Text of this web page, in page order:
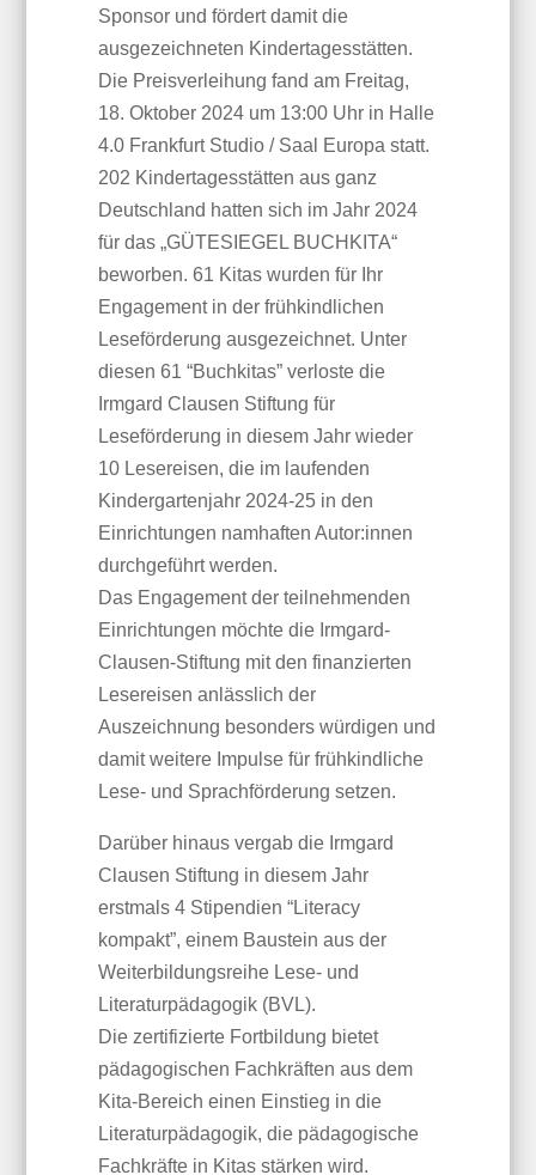
Sponsor und fördert damit die
ausgezeichneten Kindertagesstätten.
Die Preisverleihung fand am Freitag,
18. Oktober 2024 um 13:00 Uhr in Halle
4.0 Frankfurt Studio / Saal Europa statt.
202 Kindertagesstätten aus ganz
Deutschland hatten sich im Jahr 2024
für das „GÜTESIEGEL BUCHKITA“
beworben.61 Kitas wurden für Ihr
Engagement in der frühkindlichen
Leseförderung ausgezeichnet. Unter
diesen 61 “Buchkitas” verloste die
Irmgard Clausen Stiftung für
Leseförderung in diesem Jahr wieder
10 Lesereisen, die im laufenden
Kindergartenjahr 2024-25 in den
Einrichtungen namhaften Autor:innen
durchgeführt werden.
Das Engagement der teilnehmenden
Einrichtungen möchte die Irmgard-
Clausen-Stiftung mit den finanzierten
Lesereisen anlässlich der
Auszeichnung besonders würdigen und
damit weitere Impulse für frühkindliche
Lese- und Sprachförderung setzen.
Darüber hinaus vergab die Irmgard
Clausen Stiftung in diesem Jahr
erstmals 4 Stipendien “Literacy
kompakt”, einem Baustein aus der
Weiterbildungsreihe Lese- und
Literaturpädagogik (BVL).
Die zertifizierte Fortbildung bietet
pädagogischen Fachkräften aus dem
Kita-Bereich einen Einstieg in die
Literaturpädagogik, die pädagogische
Fachkräfte in Kitas stärken wird.